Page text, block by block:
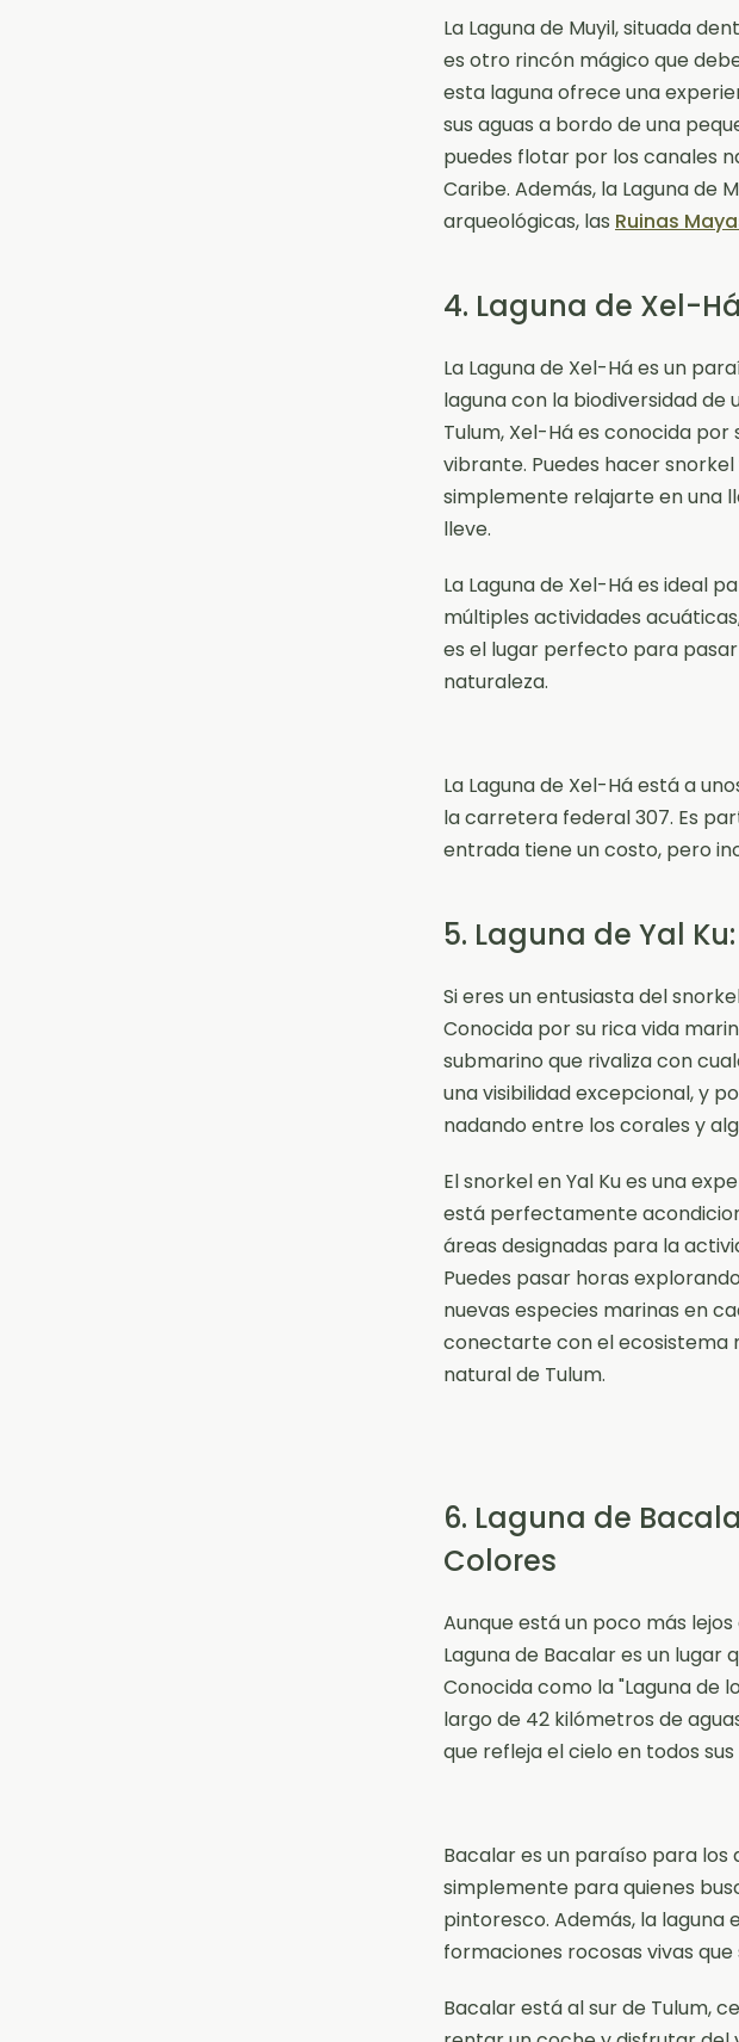
La Laguna de Muyil, situada
es otro rincón mágico que
esta laguna ofrece una
sus aguas a bordo de una
puedes flotar por los canales
Caribe. Además, la Laguna de
arqueológicas, las Ruinas
4. Laguna de Xel-
La Laguna de Xel-Há es un
laguna con la biodiversidad de
Tulum, Xel-Há es conocida por
vibrante. Puedes hacer
simplemente relajarte en una
lleve.
La Laguna de Xel-Há es ideal
múltiples actividades
es el lugar perfecto para
naturaleza.
La Laguna de Xel-Há está a
la carretera federal 307. Es
entrada tiene un costo, pero
5. Laguna de Yal
Si eres un entusiasta del
Conocida por su rica vida
submarino que rivaliza con
una visibilidad excepcional, y
nadando entre los corales y
El snorkel en Yal Ku es una
está perfectamente
áreas designadas para la
Puedes pasar horas
nuevas especies marinas en
conectarte con el ecosistema
natural de Tulum.
6. Laguna de
Colores
Aunque está un poco más
Laguna de Bacalar es un lugar
Conocida como la "Laguna de
largo de 42 kilómetros de
que refleja el cielo en todos
Bacalar es un paraíso para
simplemente para quienes
pintoresco. Además, la laguna
formaciones rocosas vivas
Bacalar está al sur de Tulum,